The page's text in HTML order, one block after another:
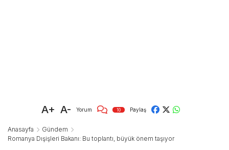
A+ A- Yorum 10 Paylaş
Anasayfa
Gündem
Romanya Dışişleri Bakanı: Bu toplantı, büyük önem taşıyor